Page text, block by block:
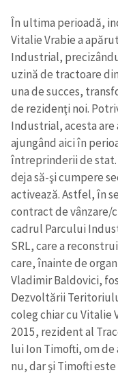
În ultima perioadă,
Vitalie Vrabie a
Industrial,
uzină de tractoare
una de succes,
de rezidenţi noi.
Industrial, acesta
ajungând aici în
întreprinderii de
deja să-şi cumpere
activează. Astfel, în
contract de vânzare/
cadrul Parcului
SRL, care a
care, înainte de
Vladimir Baldovici,
Dezvoltării
coleg chiar cu Vitalie
2015, rezident al
lui Ion Timofti, om de
nu, dar şi Timofti